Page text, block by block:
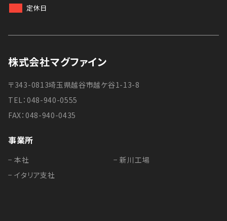
定休日
株式会社マグファイン
〒343-0813埼玉県越谷市越ケ谷1-13-8
TEL：048-940-0555
FAX：048-940-0435
事業所
− 本社
− イタリア支社
− 新川工場